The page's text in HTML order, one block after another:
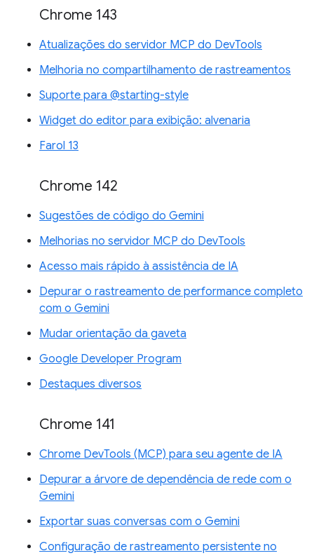
Chrome 143
Atualizações do servidor MCP do DevTools
Melhoria no compartilhamento de rastreamentos
Suporte para @starting-style
Widget do editor para exibição: alvenaria
Farol 13
Chrome 142
Sugestões de código do Gemini
Melhorias no servidor MCP do DevTools
Acesso mais rápido à assistência de IA
Depurar o rastreamento de performance completo
com o Gemini
Mudar orientação da gaveta
Google Developer Program
Destaques diversos
Chrome 141
Chrome DevTools (MCP) para seu agente de IA
Depurar a árvore de dependência de rede com o
Gemini
Exportar suas conversas com o Gemini
Configuração de rastreamento persistente no